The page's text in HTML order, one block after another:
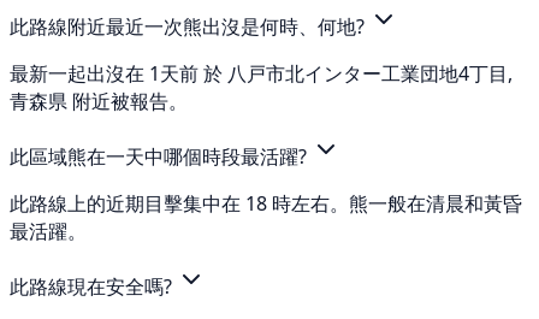
此路線附近最近一次熊出沒是何時、何地?
最新一起出沒在 1天前 於 八戸市北インター工業団地4丁目,
青森県 附近被報告。
此區域熊在一天中哪個時段最活躍?
此路線上的近期目擊集中在 18 時左右。熊一般在清晨和黃昏
最活躍。
此路線現在安全嗎?